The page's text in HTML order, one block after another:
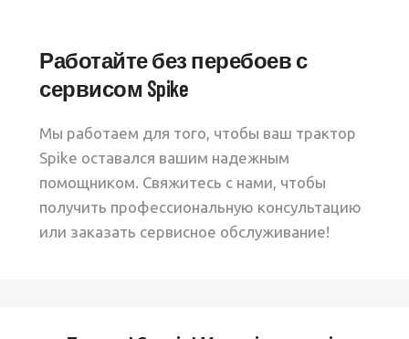
Работайте без перебоев с
сервисом Spike
Мы работаем для того, чтобы ваш трактор
Spike оставался вашим надежным
помощником. Свяжитесь с нами, чтобы
получить профессиональную консультацию
или заказать сервисное обслуживание!